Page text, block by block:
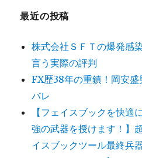
最近の投稿
株式会社ＳＦＴの爆発感
言う実際の評判
FX歴38年の重鎮！岡安
バレ
【フェイスブックを快適
強の武器を授けます！】
イスブックツール最終兵